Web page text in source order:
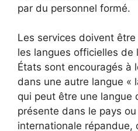
par du personnel formé.
Les services doivent
les langues officielles de
États sont encouragés à
dans une autre langue «
qui peut être une langue
présente dans le pays
internationale répandue,